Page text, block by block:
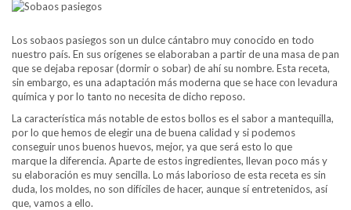
Los sobaos pasiegos son un dulce cántabro muy conocido en todo
nuestro país. En sus orígenes se elaboraban a partir de una masa de pan
que se dejaba reposar (dormir o sobar) de ahí su nombre. Esta receta,
sin embargo, es una adaptación más moderna que se hace con levadura
química y por lo tanto no necesita de dicho reposo.
La característica más notable de estos bollos es el sabor a mantequilla,
por lo que hemos de elegir una de buena calidad y si podemos
conseguir unos buenos huevos, mejor, ya que será esto lo que
marque la diferencia. Aparte de estos ingredientes, llevan poco más y
su elaboración es muy sencilla. Lo más laborioso de esta receta es sin
duda, los moldes, no son difíciles de hacer, aunque sí entretenidos, así
que, vamos a ello.